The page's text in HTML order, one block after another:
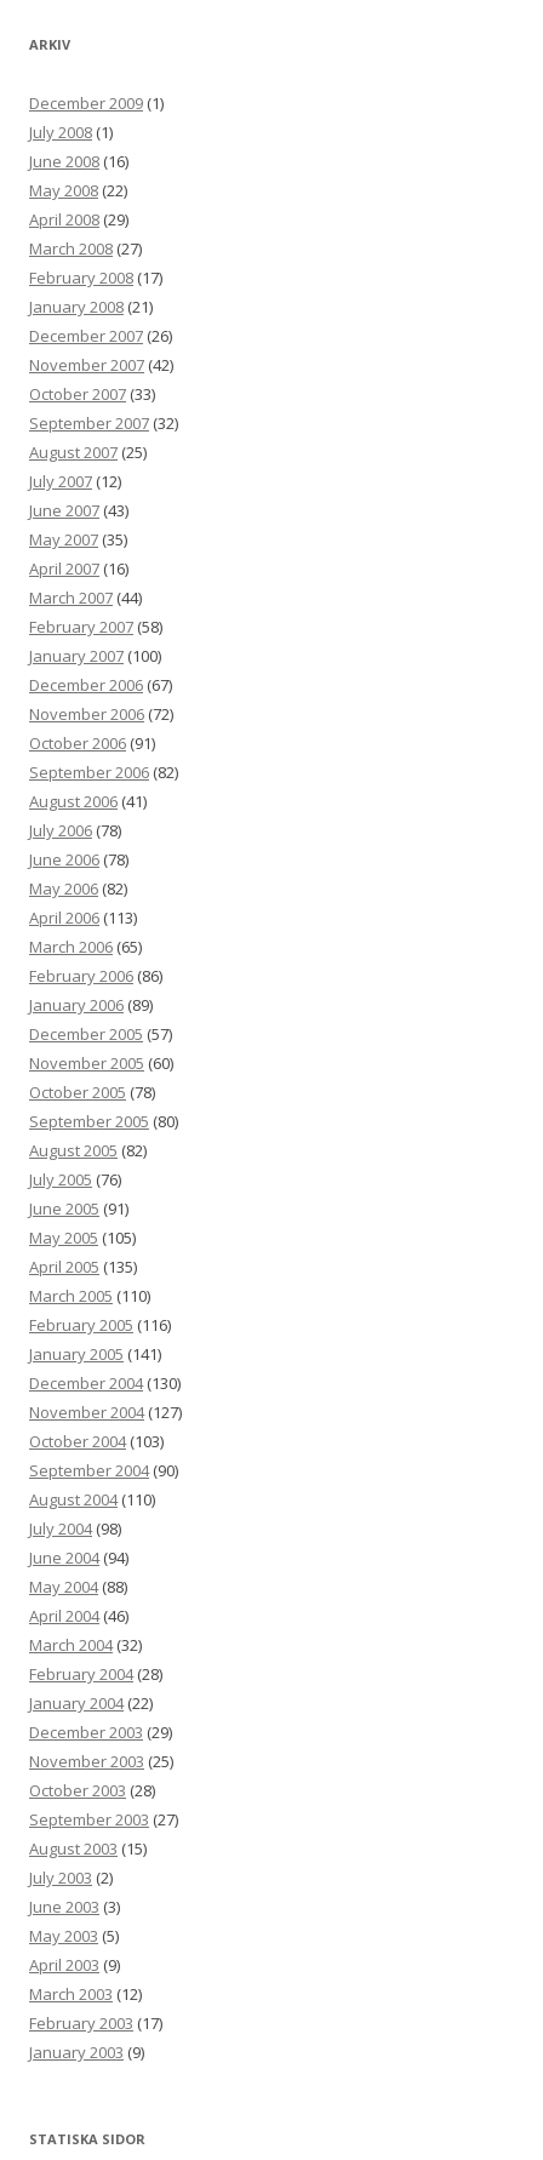
ARKIV
December 2009 (1)
July 2008 (1)
June 2008 (16)
May 2008 (22)
April 2008 (29)
March 2008 (27)
February 2008 (17)
January 2008 (21)
December 2007 (26)
November 2007 (42)
October 2007 (33)
September 2007 (32)
August 2007 (25)
July 2007 (12)
June 2007 (43)
May 2007 (35)
April 2007 (16)
March 2007 (44)
February 2007 (58)
January 2007 (100)
December 2006 (67)
November 2006 (72)
October 2006 (91)
September 2006 (82)
August 2006 (41)
July 2006 (78)
June 2006 (78)
May 2006 (82)
April 2006 (113)
March 2006 (65)
February 2006 (86)
January 2006 (89)
December 2005 (57)
November 2005 (60)
October 2005 (78)
September 2005 (80)
August 2005 (82)
July 2005 (76)
June 2005 (91)
May 2005 (105)
April 2005 (135)
March 2005 (110)
February 2005 (116)
January 2005 (141)
December 2004(130)
November 2004(127)
October 2004(103)
September 2004(90)
August 2004(110)
July 2004(98)
June 2004(94)
May 2004(88)
April 2004(46)
March 2004(32)
February 2004(28)
January 2004(22)
December 2003 (29)
November 2003 (25)
October 2003 (28)
September 2003 (27)
August 2003 (15)
July 2003 (2)
June 2003 (3)
May 2003 (5)
April 2003 (9)
March 2003 (12)
February 2003 (17)
January 2003 (9)
STATISKA SIDOR